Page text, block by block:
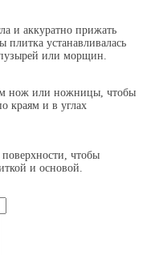
и аккуратно прижать
плитка устанавливалась
пузырей или морщин.
нож или ножницы, чтобы
краям и в углах
чтобы
и основой.